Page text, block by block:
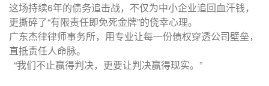
这场持续6年的债务追击战，不仅为中小企业追回血汗钱，
更撕碎了“有限责任即免死金牌”的侥幸心理。
广东杰律律师事务所，用专业让每一份债权穿透公司壁垒，
直抵责任人命脉。
“我们不止赢得判决，更要让判决赢得现实。”